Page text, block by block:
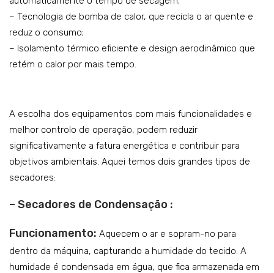
– Tecnologia de bomba de calor, que recicla o ar quente e
reduz o consumo;
– Isolamento térmico eficiente e design aerodinâmico que
retém o calor por mais tempo.
A escolha dos equipamentos com mais funcionalidades e
melhor controlo de operação, podem reduzir
significativamente a fatura energética e contribuir para
objetivos ambientais. Aquei temos dois grandes tipos de
secadores:
– Secadores de Condensação :
Funcionamento: Aquecem o ar e sopram-no para
dentro da máquina, capturando a humidade do tecido. A
humidade é condensada em água, que fica armazenada em